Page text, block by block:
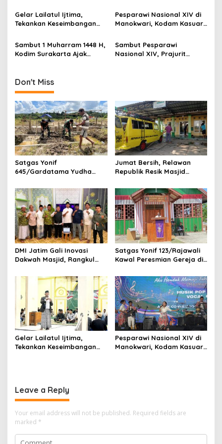
t
i
o
n
Warga Perkuat Stabilitas
Papua Selatan
Gelar Lailatul Ijtima,
Tekankan Keseimbangan
Pesparawi Nasional XIV di
Manokwari, Kodam Kasuari
Sambut 1 Muharram 1448 H,
Kodim Surakarta Ajak
Sambut Pesparawi
Nasional XIV, Prajurit
Don't Miss
Satgas Yonif
645/Gardatama Yudha
Distrik Airu
Jumat Bersih, Relawan
Republik Resik Masjid
Ponorogo
DMI Jatim Gali Inovasi
Dakwah Masjid, Rangkul
Satgas Yonif 123/Rajawali
Kawal Peresmian Gereja di
Warga Perkuat Stabilitas
Papua Selatan
Gelar Lailatul Ijtima,
Tekankan Keseimbangan
Pesparawi Nasional XIV di
Manokwari, Kodam Kasuari
Leave a Reply
Your email address will not be published. Required fields are
marked *